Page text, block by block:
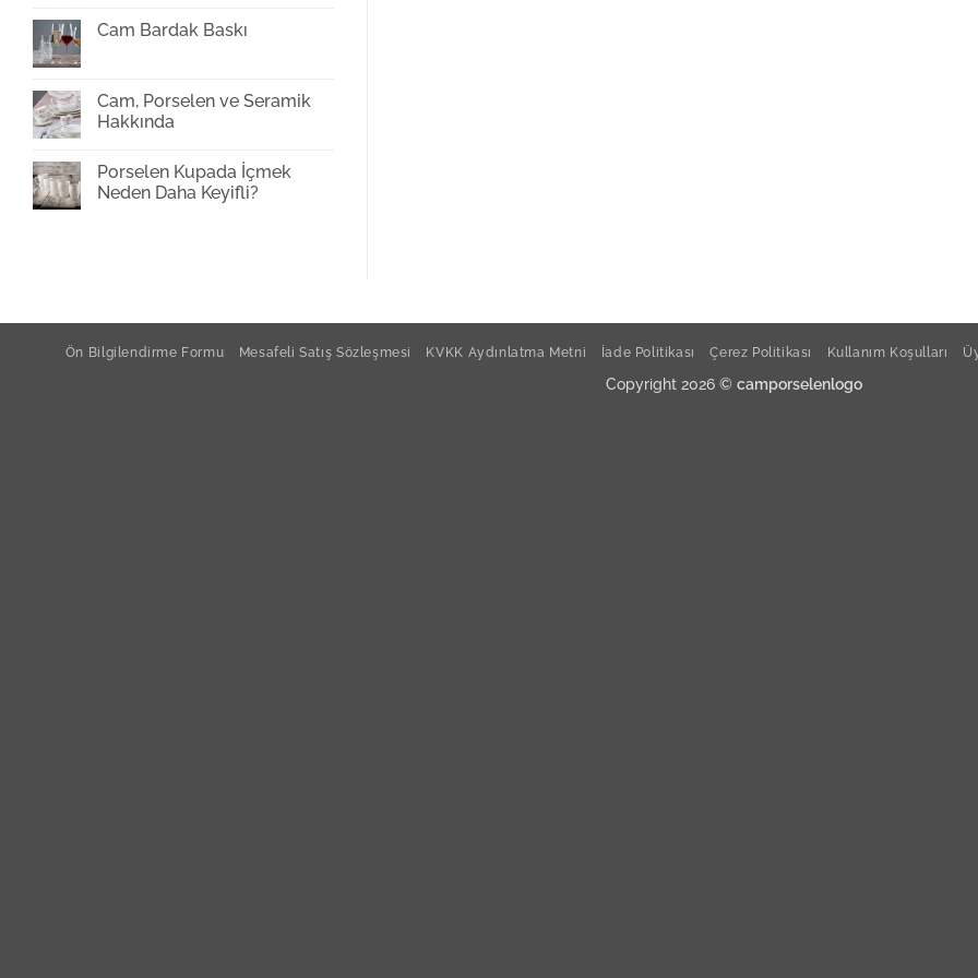
Bardak
Baskı
Cam Bardak Baskı
Bardak
Baskı
Cam, Porselen ve Seramik
Hakkında
Cam,
Porselen
ve
Porselen Kupada İçmek
Neden Daha Keyifli?
Güral
Ön Bilgilendirme Formu Mesafeli Satış Sözleşmesi KVKK Aydınlatma Metni İade Politikası Çerez Politikası Kullanım Koşulları
Copyright 2026 © camporselenlogo